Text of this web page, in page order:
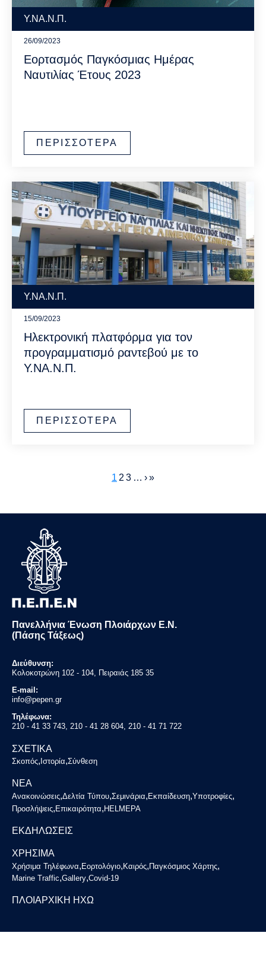
Υ.ΝΑ.Ν.Π.
26/09/2023
Εορτασμός Παγκόσμιας Ημέρας
Ναυτιλίας Έτους 2023
ΠΕΡΙΣΣΟΤΕΡΑ
Υ.ΝΑ.Ν.Π.
15/09/2023
Ηλεκτρονική πλατφόρμα για τον
προγραμματισμό ραντεβού με το
Υ.ΝΑ.Ν.Π.
ΠΕΡΙΣΣΟΤΕΡΑ
Current
1 Page
2 Page
3 … Next
›Last
»
Πανελλήνια Ένωση Πλοιάρχων Ε.Ν.
(Πάσης Τάξεως)
Διεύθυνση:
Κολοκοτρώνη 102 - 104, Πειραιάς 185 35
E-mail:
info@pepen.gr
Τηλέφωνα:
210 - 41 33 743, 210 - 41 28 604, 210 - 41 71 722
ΣΧΕΤΙΚΑ
Σκοπός, Ιστορία,Σύνθεση
ΝΕΑ
Ανακοινώσεις,Δελτία Τύπου,Σεμινάρια, Εκπαίδευση,Υποτροφίες,
Προσλήψεις, Επικαιρότητα, HELMEPA
ΕΚΔΗΛΩΣΕΙΣ
ΧΡΗΣΙΜΑ
Χρήσιμα Τηλέφωνα,Εορτολόγιο,Καιρός,Παγκόσμιος Χάρτης,
Marine Traffic,Gallery,Covid-19
ΠΛΟΙΑΡΧΙΚΗ ΗΧΩ